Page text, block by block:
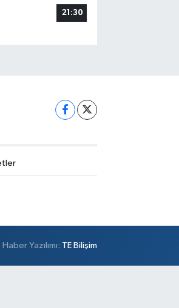
21:30
Haber Yazılımı: TE Bilişim